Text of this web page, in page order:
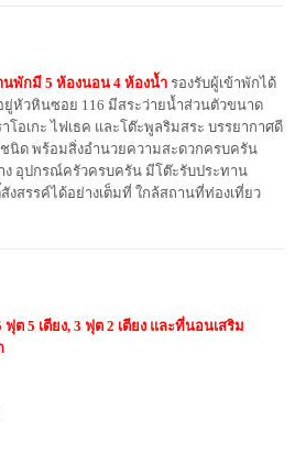
นพักมี 5 ห้องนอน 4 ห้องน้ำ รองรับผู้เข้าพักได้
ยู่หัวหินซอย 116 มีสระว่ายน้ำส่วนตัวขนาด
อเกะ ไฟเธค และโต๊ะพูลริมสระ บรรยากาศดี
นิด พร้อมสิ่งอำนวยความสะดวกครบครัน
ง อุปกรณ์ครัวครบครัน มีโต๊ะรับประทาน
งสรรค์ได้อย่างเต็มที่ ใกล้สถานที่ท่องเที่ยว
ฟุต 5 เตียง, 3 ฟุต 2 เตียง และที่นอนเสริม